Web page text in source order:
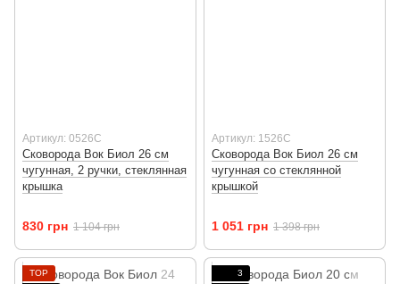
Артикул: 0526C
Сковорода Вок Биол 26 см
чугунная, 2 ручки, стеклянная
крышка
830 грн 1 104 грн
Артикул: 1526C
Сковорода Вок Биол 26 см
чугунная со стеклянной
крышкой
1 051 грн 1 398 грн
TOP
3